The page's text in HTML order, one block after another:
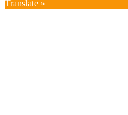
Translate »